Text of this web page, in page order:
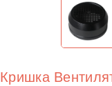
Кришка